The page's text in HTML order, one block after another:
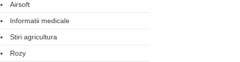
Airsoft
Informatii medicale
Stiri agricultura
Rozy